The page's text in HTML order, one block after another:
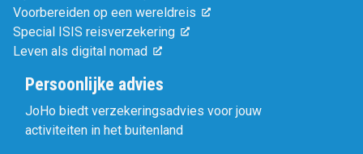
Voorbereiden op een wereldreis
Special ISIS reisverzekering
Leven als digital nomad
Persoonlijke advies
JoHo biedt verzekeringsadvies voor jouw
activiteiten in het buitenland